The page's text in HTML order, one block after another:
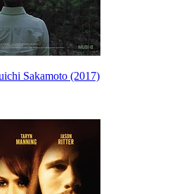
Sakamoto (2017)